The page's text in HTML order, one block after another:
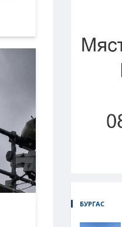
БУРГАС